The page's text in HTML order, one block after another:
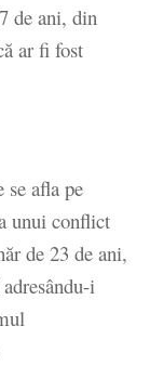
de ani, din
ar fi fost
afla pe
unui conflict
de 23 de ani,
i